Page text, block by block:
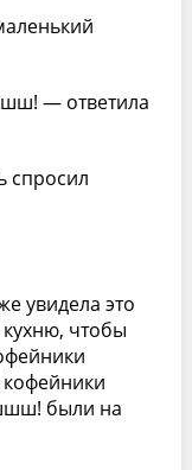
— ответила
спросил
увидела это
чтобы
были на